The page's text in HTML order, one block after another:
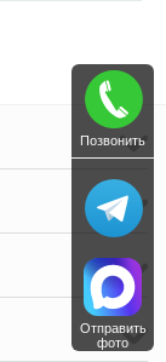
Позвонить
Отправить
фото